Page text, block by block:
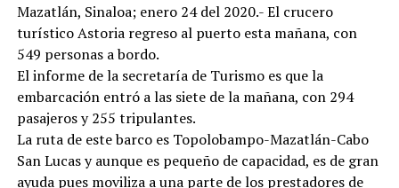
Mazatlán, Sinaloa; enero 24 del 2020.- El crucero
turístico Astoria regreso al puerto esta mañana, con
549 personas a bordo.
El informe de la secretaría de Turismo es que la
embarcación entró a las siete de la mañana, con 294
pasajeros y 255 tripulantes.
La ruta de este barco es Topolobampo-Mazatlán-Cabo
San Lucas y aunque es pequeño de capacidad, es de gran
ayuda pues moviliza a una parte de los prestadores de